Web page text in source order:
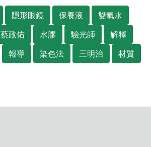
隱形眼鏡 保養液
雙氧水
蔡政佑 水膠 驗光師
解釋
報導 染色法 三明治
材質